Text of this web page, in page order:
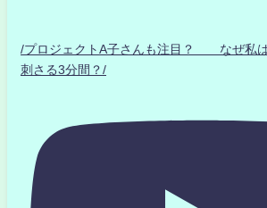
/プロジェクトA子さんも注目？ なぜ私
刺さる3分間？/